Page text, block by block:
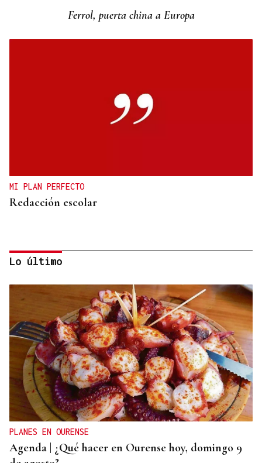
Ferrol, puerta china a Europa
MI PLAN PERFECTO
Redacción escolar
Jenaro Castro
TRAZADO HORIZONTAL
El sueño de una noche de verano
Lo último
PLANES EN OURENSE
Agenda | ¿Qué hacer en Ourense hoy, domingo 9